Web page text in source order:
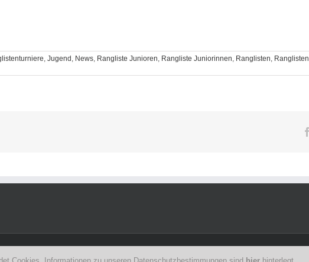
Jugend News Rangliste Junioren Rangliste Juniorinnen Ranglisten Ranglisten
Cookies. Informationen zu unseren Datenschutzbestimmungen sind hier hinterlegt.